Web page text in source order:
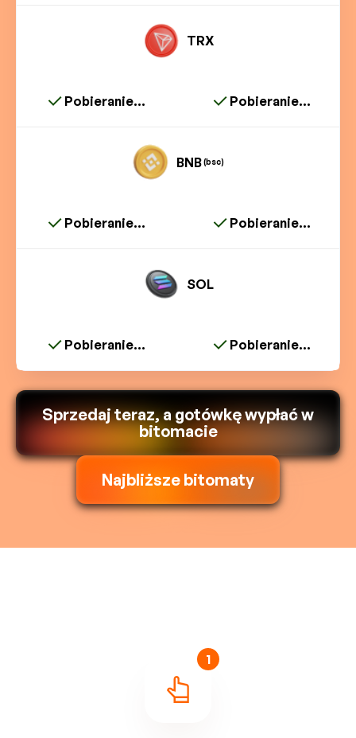
TRX
Pobieranie... Pobieranie...
BNB(bsc)
Pobieranie... Pobieranie...
SOL
Pobieranie... Pobieranie...
Sprzedaj teraz, a gotówkę wypłać w
bitomacie
Najbliższe bitomaty
1